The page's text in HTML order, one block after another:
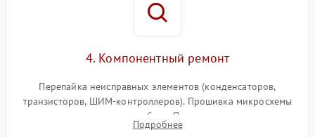
4. Компонентный ремонт
Перепайка неисправных элементов (конденсаторов,
транзисторов, ШИМ-контроллеров). Прошивка микросхемы
памяти при программных сбоях. При поломке подсветки —
разборка матрицы и замена выгоревших светодиодов.
Подробнее